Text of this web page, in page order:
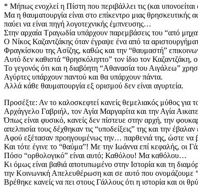
* Μήπως ενοχλεί η Πίστη που περιβάλλει τις (και
Μα η θαυματουργία είναι στο επίκεντρο μιας θρησκευτικής
παύει να είναι πηγή λογοτεχνικής έμπνευσης…
Στην αρχαία Τραγωδία υπάρχουν παρεμβάσεις του “από
Ο Νίκος Καζαντζάκης όταν έγραψε ένα από τα
Φραγκίσκου της Ασίζης, καθώς και την “θαυμαστή”
Αυτό δεν καθιστά “θρησκόληπτο” τον ίδιο τον
Το γεγονός ότι και η διαβόητη “Αθανασία του Αιγάλεω”
Αγύρτες υπάρχουν παντού και θα υπάρχουν πάντα.
Αλλά κάθε θαυματουργία εξ ορισμού δεν είναι αγυρτεία.
Προσέξτε: Αν το καλοσκεφτεί κανείς θεμελιακός μύθος για
Αρχάγγελο Γαβριήλ, τον Αγία Μαργαρίτα και την Αγία
Όπως είναι φυσικό, κανείς δεν πίστευε στην αρχή, την
απελπισία τους δέχθηκαν τις “υποδείξεις” της και την
Αφού εξέτασαν προηγουμένως την… παρθενιά της, ώστε να
Και τότε έγινε το “θαύμα”! Με την Ιωάννα επί κεφαλής, οι
Πόσο “ορθολογικό” είναι αυτό; Καθόλου! Μα καθόλου…
Κι όμως είναι βαθιά αποτυπωμένο στην Ιστορία και τη
την Κοινωνική Απελευθέρωση και σε αυτό που
Βρέθηκε κανείς να πει στους Γάλλους ότι η ιστορία και οι